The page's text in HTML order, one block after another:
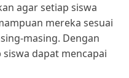
agar setiap siswa
mereka sesuai
masing. Dengan
dapat mencapai